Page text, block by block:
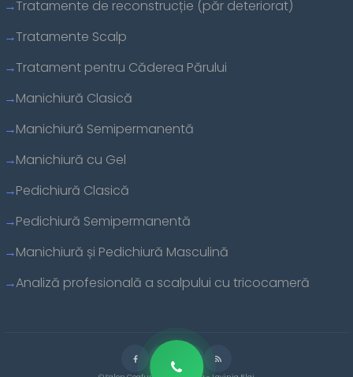
Tratamente de reconstrucție (păr deteriorat)
Tratamente Scalp
Tratament pentru Căderea Părului
Manichiură Clasică
Manichiură Semipermanentă
Manichiură cu Gel
Pedichiură Clasică
Pedichiură Semipermanentă
Manichiură și Pedichiură Masculină
Analiză profesională a scalpului cu tricocameră